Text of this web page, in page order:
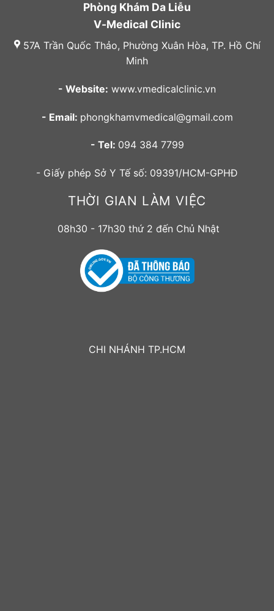
Phòng Khám Da Liễu
V-Medical Clinic
57A Trần Quốc Thảo, Phường Xuân Hòa, TP. Hồ Chí
Minh
- Website: www.vmedicalclinic.vn
- Email: phongkhamvmedical@gmail.com
- Tel: 094 384 7799
- Giấy phép Sở Y Tế số: 09391/HCM-GPHĐ
THỜI GIAN LÀM VIỆC
08h30 - 17h30 thứ 2 đến Chủ Nhật
CHI NHÁNH TP.HCM